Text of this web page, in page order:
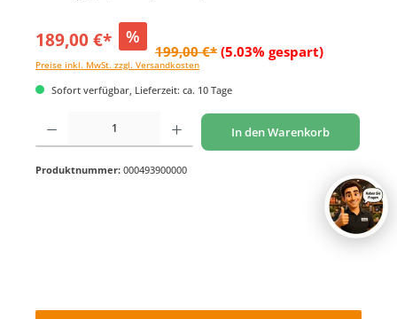
189,00 €* %
199,00 €* (5.03% gespart)
Preise inkl. MwSt. zzgl. Versandkosten
Sofort verfügbar, Lieferzeit: ca. 10 Tage
Produkt Anzahl: Gib den gewünschten Wert ein oder benutze die Schaltflächen um
In den Warenkorb
Produktnummer: 000493900000